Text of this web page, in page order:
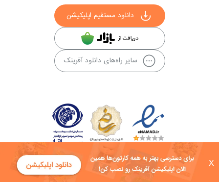
X
دانلود مستقیم اپلیکیشن
سایر راه‌های دانلود آفرینک
کلیه حقوق این سایت به شرکت توسعه فناوی هفت آسمان توکان تعلق دارد و